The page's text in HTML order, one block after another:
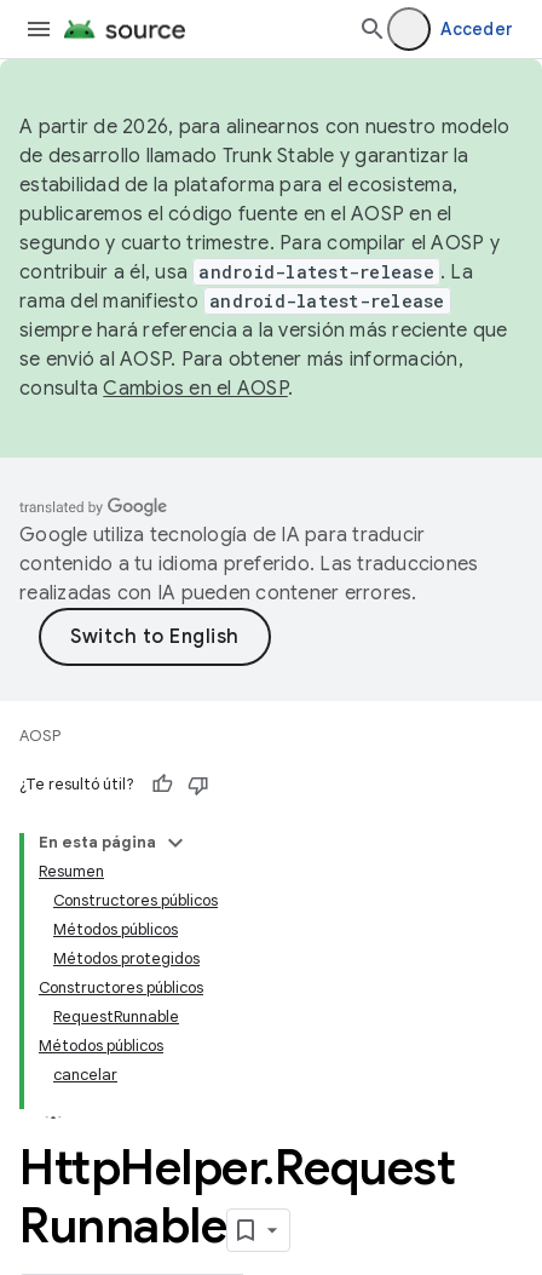
Acceder
A partir de 2026, para alinearnos con nuestro modelo
de desarrollo llamado Trunk Stable y garantizar la
estabilidad de la plataforma para el ecosistema,
publicaremos el código fuente en el AOSP en el
segundo y cuarto trimestre. Para compilar el AOSP y
contribuir a él, usa android-latest-release . La
rama del manifiesto android-latest-release
siempre hará referencia a la versión más reciente que
se envió al AOSP. Para obtener más información,
consultaCambios en el AOSP.
Google utiliza tecnología de IA para traducir
contenido a tu idioma preferido. Las traducciones
realizadas con IA pueden contener errores.
AOSP
¿Te resultó útil?
En esta página
Resumen
Constructores públicos
Métodos públicos
Métodos protegidos
Constructores públicos
RequestRunnable
Métodos públicos
cancelar
HttpHelper.Request
Runnable